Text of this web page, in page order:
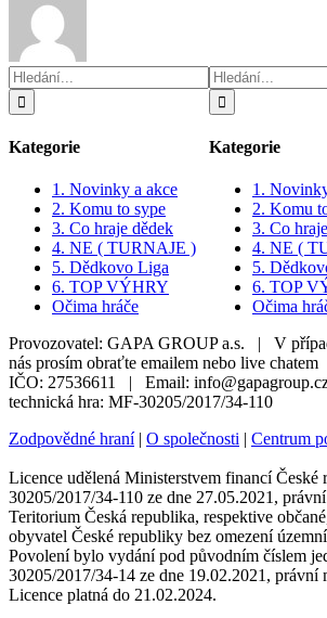
Hledat:
Kategorie
1. Novinky a akce
2. Komu to sype
3. Co hraje dědek
4. NE ( TURNAJE )
5. Dědkovo Liga
6. TOP VÝHRY
Očima hráče
Hledat:
Kategorie
1.
2. Komu
3. Co
4. NE (
5.
6. TOP
Očima
Provozovatel: GAPA GROUP a.s. | V
nás prosím obraťte emailem nebo live chatem
IČO: 27536611 | Email:
technická hra: MF-30205/2017/34-110
Zodpovědné hraní| O společnosti | Centrum
Licence udělená Ministerstvem financí
30205/2017/34-110 ze dne 27.05.2021,
Teritorium Česká republika, respektive
obyvatel České republiky bez omezení
Povolení bylo vydání pod původním číslem
30205/2017/34-14 ze dne 19.02.2021, právní
Licence platná do 21.02.2024.